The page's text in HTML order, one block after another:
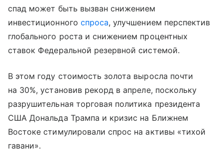
спад может быть вызван снижением
инвестиционного спроса, улучшением перспектив
глобального роста и снижением процентных
ставок Федеральной резервной системой.
В этом году стоимость золота выросла почти
на 30%, установив рекорд в апреле, поскольку
разрушительная торговая политика президента
США Дональда Трампа и кризис на Ближнем
Востоке стимулировали спрос на активы «тихой
гавани».